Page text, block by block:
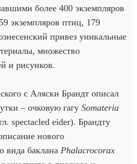
более 400 экземпляров
экземпляров птиц, 179
привез уникальные
множество
и рисунков.
с Аляски Брандт описал
– очковую гагу Somateria
spectacled eider). Брандту
нового
вида баклана Phalacrocorax